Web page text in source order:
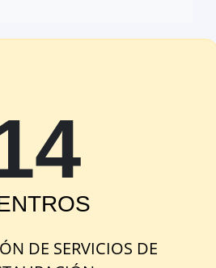
en Google Maps
España
S
DE SERVICIOS DE